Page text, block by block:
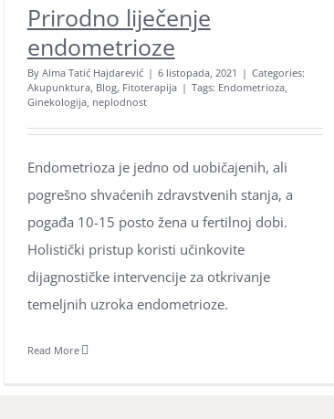
Prirodno liječenje
endometrioze
By Alma Tatić Hajdarević | 6 listopada, 2021 | Categories:
Akupunktura, Blog, Fitoterapija | Tags: Endometrioza,
Ginekologija, neplodnost
Endometrioza je jedno od uobičajenih, ali
pogrešno shvaćenih zdravstvenih stanja, a
pogađa 10-15 posto žena u fertilnoj dobi.
Holistički pristup koristi učinkovite
dijagnostičke intervencije za otkrivanje
temeljnih uzroka endometrioze.
Read More
Ne propustite naše objave
Poklon bonovi naših usluga
Zaštita osobnih podataka